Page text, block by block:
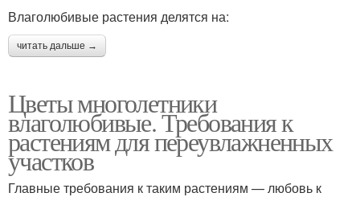
Влаголюбивые растения делятся на:
читать дальше →
Цветы многолетники
влаголюбивые. Требования к
растениям для переувлажненных
участков
Главные требования к таким растениям — любовь к